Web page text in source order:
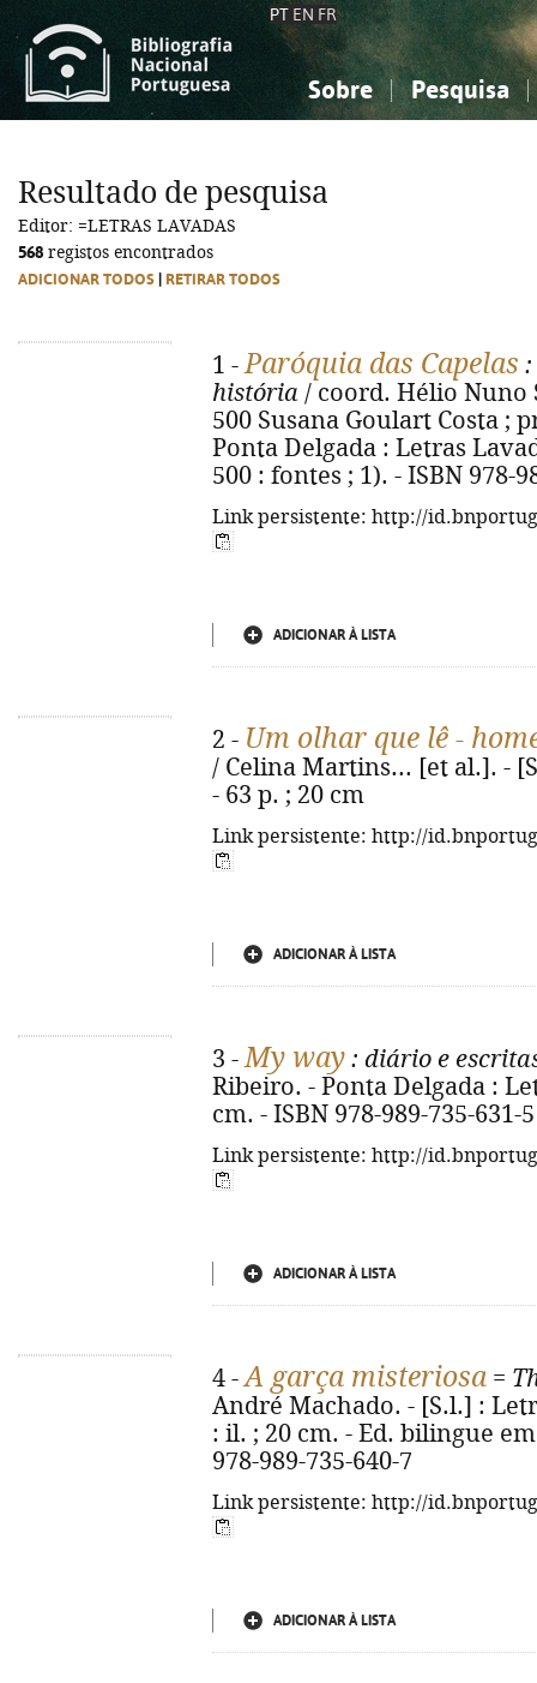
PT EN FR
Sobre Pesquisa
Ciências sociais...
Ciências sociais...
Resultado de pesquisa
Editor: =LETRAS LAVADAS
568 registos encontrados
ADICIONAR TODOS RETIRAR TODOS
1 -Paróquia das Capelas :
história / coord. Hélio Nuno
500 Susana Goulart Costa ;
Ponta Delgada : Letras
500 : fontes ; 1). - ISBN 978-
Link persistente: http://
ADICIONAR À LISTA
2 - Um olhar que lê -
/ Celina Martins... [et al.]. -
- 63 p. ; 20 cm
Link persistente: http://
ADICIONAR À LISTA
3 -My way : diário e
Ribeiro. - Ponta Delgada :
cm. - ISBN 978-989-735-631-5
Link persistente: http://
ADICIONAR À LISTA
4 -A garça misteriosa =
André Machado. - [S.l.] :
: il. ; 20 cm. - Ed. bilingue
978-989-735-640-7
Link persistente: http://
ADICIONAR À LISTA